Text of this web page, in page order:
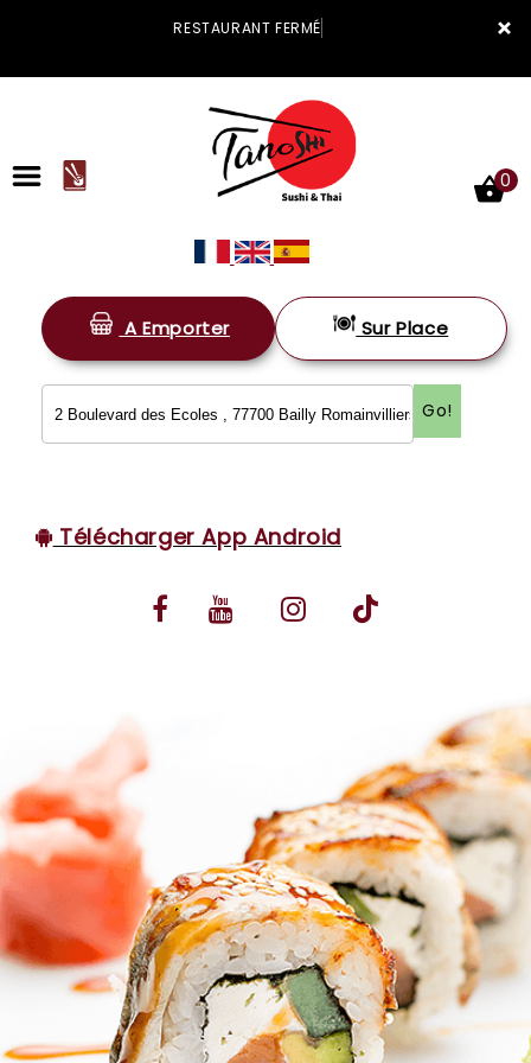
×
RESTAURANT FERMÉ
ACCUEIL
LA CARTE
VOS AVIS
MENTIONS LÉGALES
0
A Emporter Sur Place
Go!
Télécharger App Android